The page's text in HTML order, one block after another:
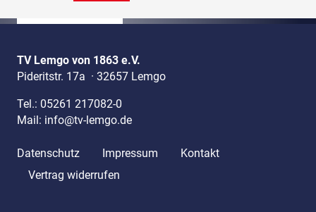
TV Lemgo von 1863 e.V.
Pideritstr. 17a · 32657 Lemgo
Tel.: 05261 217082-0
Mail: info@tv-lemgo.de
Datenschutz Impressum
Kontakt
Vertrag widerrufen